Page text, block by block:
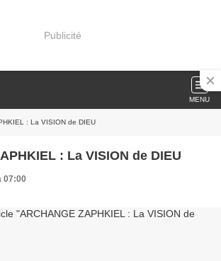
Publicité
MENU
: La VISION de DIEU
: La VISION de DIEU
07:00